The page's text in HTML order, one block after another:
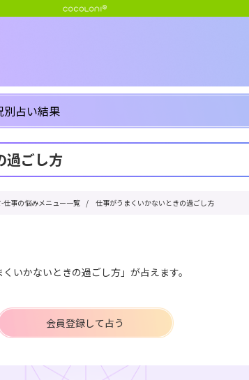
別占い結果
過ごし方
仕事の悩みメニュー一覧 / 仕事がうまくいかないときの過ごし方
いかないときの過ごし方」が占えます。
会員登録して占う